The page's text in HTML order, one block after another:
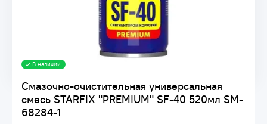
Смазочно-очистительная универсальная
смесь STARFIX "PREMIUM" SF-40 520мл SM-
68284-1
В наличии